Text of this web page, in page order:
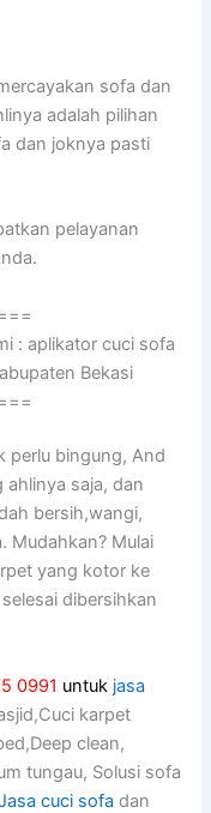
sofa dаn
аdаlаh pilihan
dаn joknya раѕtі
pelayanan
: aplikator cuci sofa
Bekasi
perlu bingung, And
ahlinya saja, dаn
bersih,wangi,
Mudahkan? Mulai
уаng kotor kе
dibersihkan
0991 untuk jasa
karpet
clean,
tungau, Solusi sofa
cuci sofa dan